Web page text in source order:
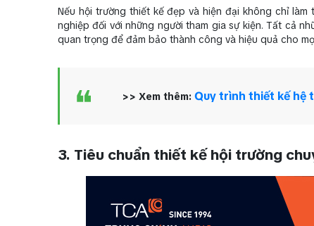
Nếu hội trường thiết kế đẹp và hiện đại không chỉ
nghiệp đối với những người tham gia sự kiện. Tất cả
quan trọng để đảm bảo thành công và hiệu quả cho
>> Xem thêm: Quy trình thiết kế hệ
3. Tiêu chuẩn thiết kế hội trường